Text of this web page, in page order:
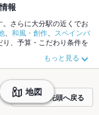
報
さらに大分駅の近くでお
和風・創作
スペインバ
、予算・こだわり条件を
にんにく料理、 ロ
、お店の最新情報をご紹
予約が使えるお店も拡大
デートやパーティーにも
い。
もっと見る
ページの先頭へ戻る
地図